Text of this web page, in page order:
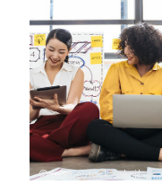
©AdobeStock saksit